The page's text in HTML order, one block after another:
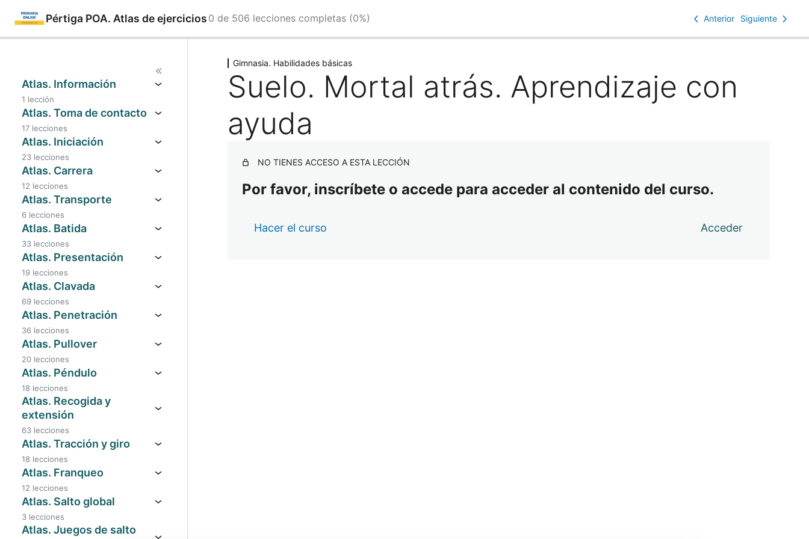
contenido
Pértiga POA. Atlas de ejercicios 0 de 506 lecciones completas (0%) Anterior Siguiente
Atlas. Información
1 lección
Atlas. Toma de contacto
17 lecciones
Atlas. Iniciación
23 lecciones
Atlas. Carrera
12 lecciones
Atlas. Transporte
6 lecciones
Atlas. Batida
33 lecciones
Atlas. Presentación
19 lecciones
Atlas. Clavada
69 lecciones
Atlas. Penetración
36 lecciones
Atlas. Pullover
20 lecciones
Atlas. Péndulo
18 lecciones
Atlas. Recogida y
extensión
63 lecciones
Atlas. Tracción y giro
18 lecciones
Atlas. Franqueo
12 lecciones
Atlas. Salto global
3 lecciones
Atlas. Juegos de salto
Gimnasia. Habilidades básicas
Suelo. Mortal atrás. Aprendizaje con
ayuda
NO TIENES ACCESO A ESTA LECCIÓN
Por favor, inscríbete o accede para acceder al contenido del curso.
Hacer el curso Acceder
eri
uie